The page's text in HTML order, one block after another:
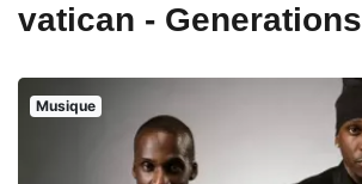
vatican - Generations
Musique